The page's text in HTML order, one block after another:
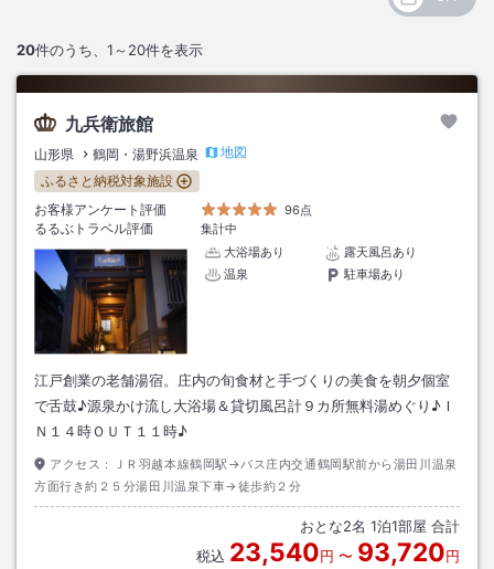
20件のうち、 1～20件を表示
九兵衛旅館
山形県 鶴岡・湯野浜温泉
地図
ふるさと納税対象施設
お客様アンケート評価
96点
るるぶトラベル評価
集計中
大浴場あり
露天風呂あり
温泉
駐車場あり
江戸創業の老舗湯宿。庄内の旬食材と手づくりの美食を朝夕個室
で舌鼓♪源泉かけ流し大浴場＆貸切風呂計９カ所無料湯めぐり♪Ｉ
Ｎ１４時ＯＵＴ１１時♪
アクセス：
ＪＲ羽越本線鶴岡駅→バス庄内交通鶴岡駅前から湯田川温泉
方面行き約２５分湯田川温泉下車→徒歩約２分
おとな2名 1泊1部屋 合計
税込 23,540円 〜 93,720円